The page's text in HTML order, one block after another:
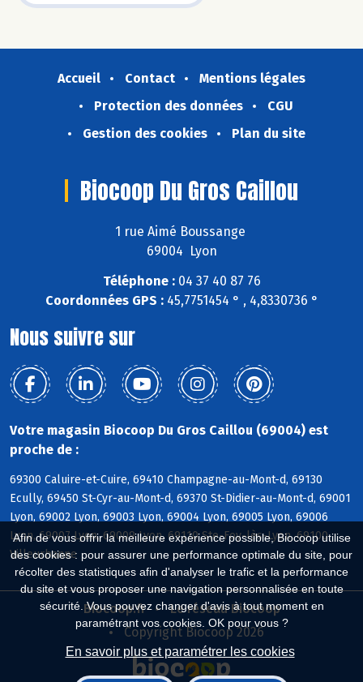
Afin de vous offrir la meilleure expérience possible, Biocoop utilise
des cookies : pour assurer une performance optimale du site, pour
récolter des statistiques afin d'analyser le trafic et la performance
du site et vous proposer une navigation personnalisée en toute
sécurité. Vous pouvez changer d'avis à tout moment en
paramétrant vos cookies. OK pour vous ?
En savoir plus et paramétrer les cookies
Accueil Contact
Mentions légales
Protection des données
CGU
Gestion des cookies
Plan du site
Biocoop Du Gros Caillou
1 rue Aimé Boussange
69004 Lyon
Téléphone :04 37 40 87 76
Coordonnées GPS :45,7751454 ° , 4,8330736 °
Nous suivre sur
Votre magasin Biocoop Du Gros Caillou (69004) est
proche de :
69300 Caluire-et-Cuire, 69410 Champagne-au-Mont-d, 69130
Ecully, 69450 St-Cyr-au-Mont-d, 69370 St-Didier-au-Mont-d, 69001
Lyon, 69002 Lyon, 69003 Lyon, 69004 Lyon, 69005 Lyon, 69006
Lyon, 69007 Lyon, 69009 Lyon, 69110 Ste-Foy-lès-Lyon, 69100
Villeurbanne
Biocoop.fr
Le réseau Biocoop
Copyright Biocoop 2026